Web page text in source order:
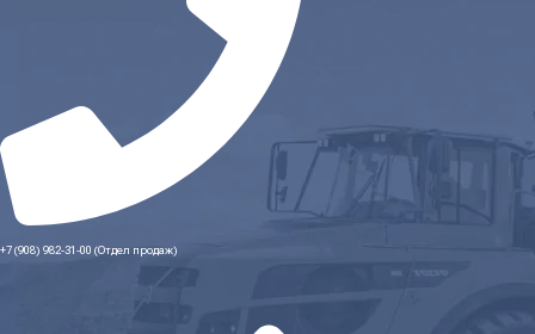
+7 (908) 982-31-00 (Отдел продаж)